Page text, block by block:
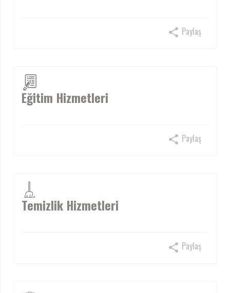
Paylaş
Eğitim Hizmetleri
Paylaş
Temizlik Hizmetleri
Paylaş